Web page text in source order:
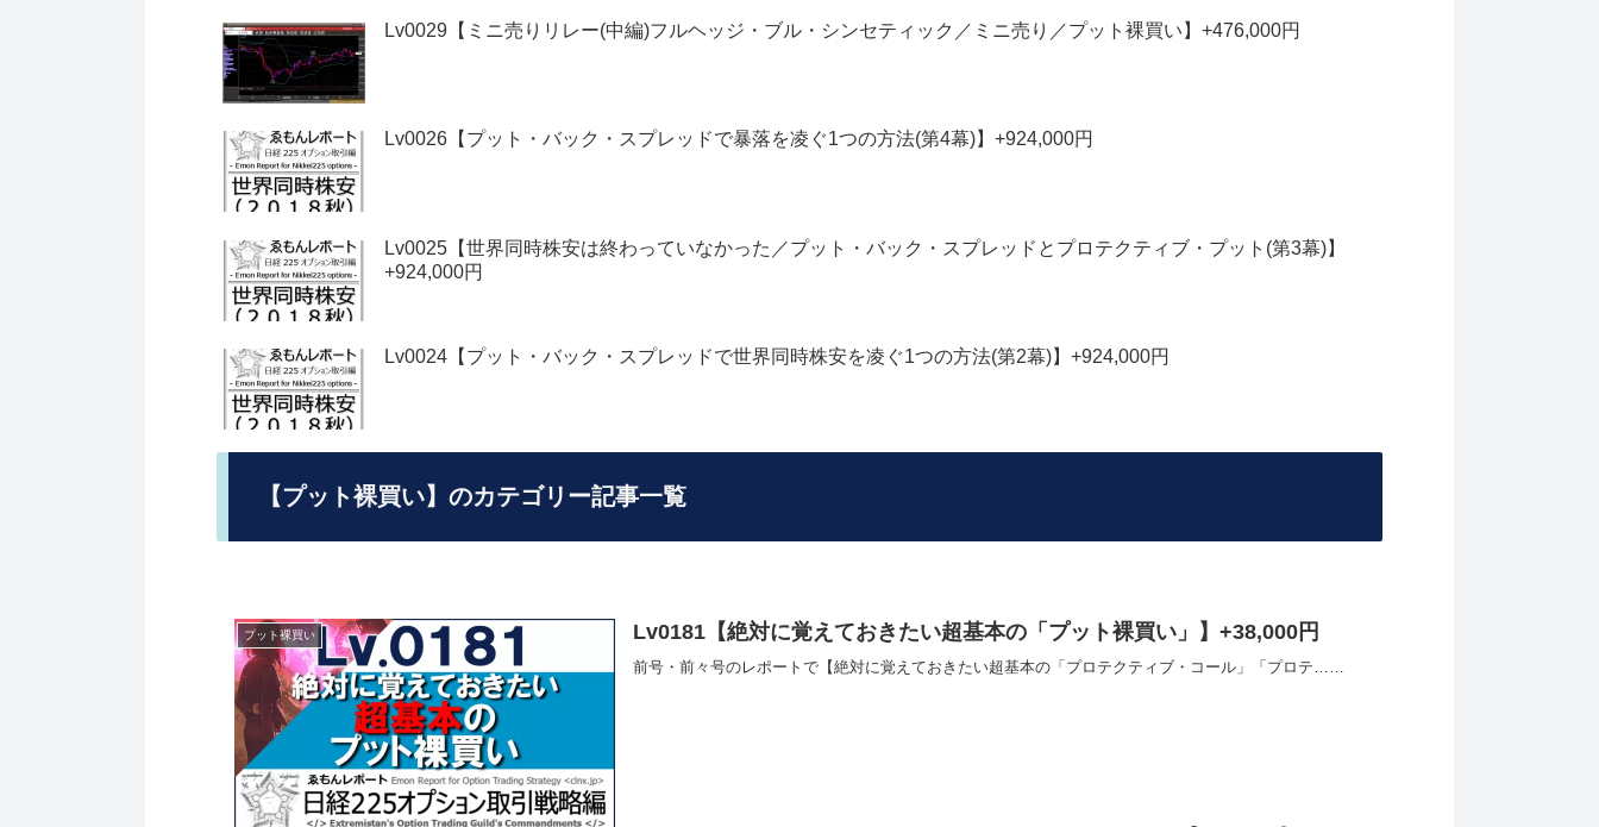
Lv0029【ミニ売りリレー(中編)フルヘッジ・ブル・シンセティック／ミニ売り／プット裸買い】+476,000円
Lv0026【プット・バック・スプレッドで暴落を凌ぐ1つの方法(第4幕)】+924,000円
Lv0025【世界同時株安は終わっていなかった／プット・バック・スプレッドとプロテクティブ・プット(第3幕)】
+924,000円
Lv0024【プット・バック・スプレッドで世界同時株安を凌ぐ1つの方法(第2幕)】+924,000円
【プット裸買い】のカテゴリー記事一覧
プット裸買い Lv0181【絶対に覚えておきたい超基本の「プット裸買い」】+38,000円
前号・前々号のレポートで【絶対に覚えておきたい超基本の「プロテクティブ・コール」「プロテ……